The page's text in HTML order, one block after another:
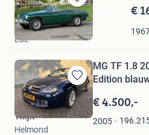
Bewaren
in
Mijn
Favorieten
€
Imparts B.V.
Ede
Bewaren
in
Mijn
Favorieten
MG TF 1.8
Edition
€ 4.500,-
2005
Thijn
Helmond